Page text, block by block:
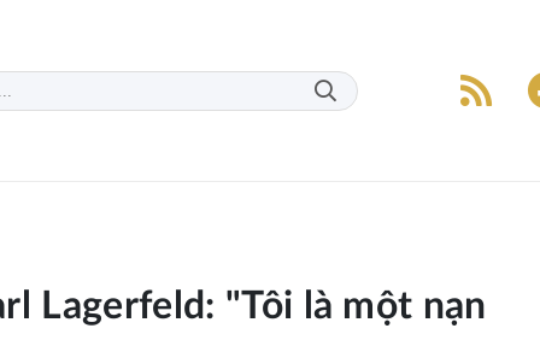
Lagerfeld: "Tôi là một nạn